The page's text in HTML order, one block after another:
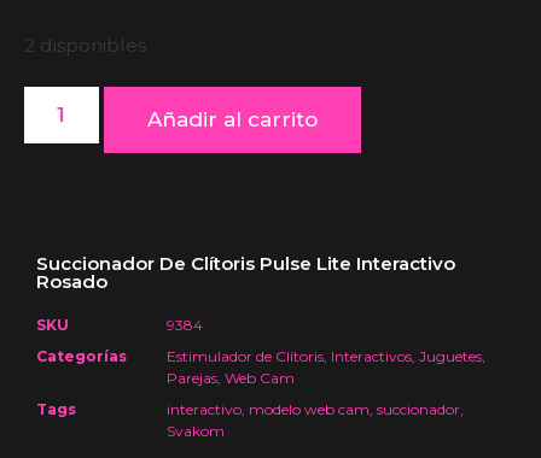
2 disponibles
Añadir al carrito
Succionador De Clítoris Pulse Lite Interactivo
Rosado
SKU
9384
Categorías
Estimulador de Clítoris Interactivos Juguetes
Parejas Web Cam
Tags
interactivo modelo web cam succionador
Svakom